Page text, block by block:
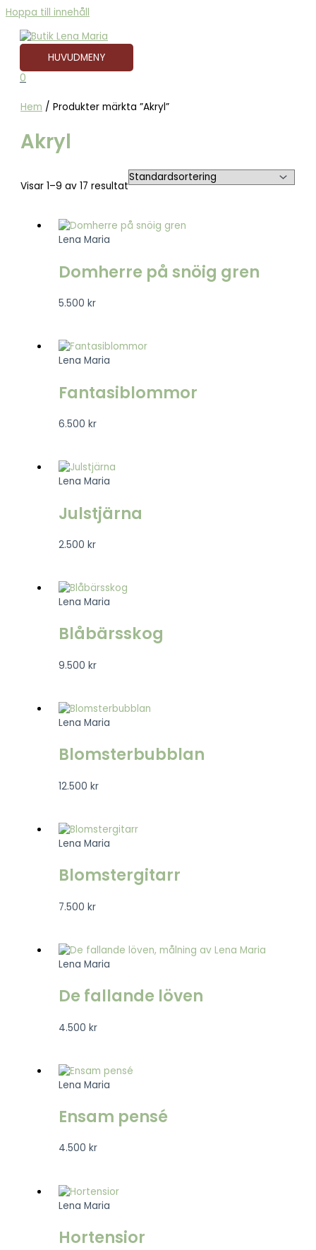
Hoppa till innehåll
HUVUDMENY
0
Hem / Produkter märkta ”Akryl”
Akryl
Visar 1–9 av 17 resultat
Lena Maria
Domherre på snöig gren
5.500 kr
Lena Maria
Fantasiblommor
6.500 kr
Lena Maria
Julstjärna
2.500 kr
Lena Maria
Blåbärsskog
9.500 kr
Lena Maria
Blomsterbubblan
12.500 kr
Lena Maria
Blomstergitarr
7.500 kr
Lena Maria
De fallande löven
4.500 kr
Lena Maria
Ensam pensé
4.500 kr
Lena Maria
Hortensior